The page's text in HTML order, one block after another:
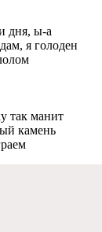
дня, ы-а
я голоден
так манит
камень